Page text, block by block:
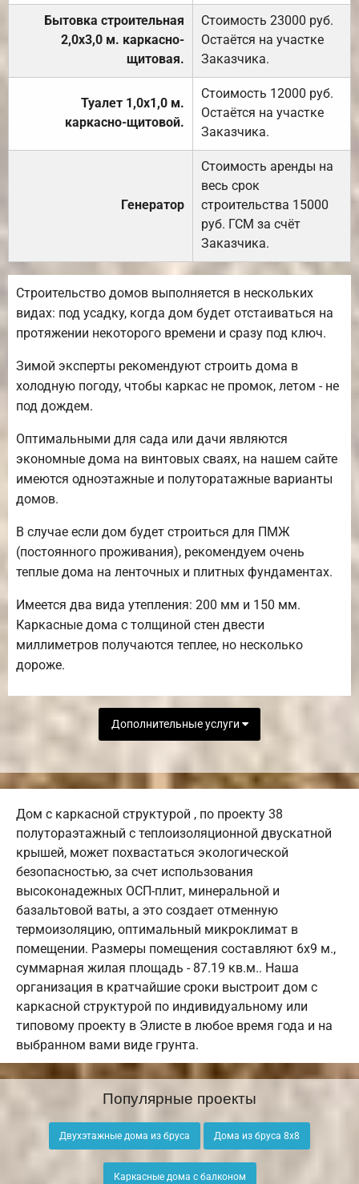
Бытовка строительная
2,0х3,0 м. каркасно-
щитовая.
Стоимость 23000 руб.
Остаётся на участке
Заказчика.
Туалет 1,0х1,0 м.
каркасно-щитовой.
Стоимость 12000 руб.
Остаётся на участке
Заказчика.
Генератор
Стоимость аренды на
весь срок
строительства 15000
руб. ГСМ за счёт
Заказчика.
Строительство домов выполняется в нескольких
видах: под усадку, когда дом будет отстаиваться на
протяжении некоторого времени и сразу под ключ.
Зимой эксперты рекомендуют строить дома в
холодную погоду, чтобы каркас не промок, летом - не
под дождем.
Оптимальными для сада или дачи являются
экономные дома на винтовых сваях, на нашем сайте
имеются одноэтажные и полуторатажные варианты
домов.
В случае если дом будет строиться для ПМЖ
(постоянного проживания), рекомендуем очень
теплые дома на ленточных и плитных фундаментах.
Имеется два вида утепления: 200 мм и 150 мм.
Каркасные дома с толщиной стен двести
миллиметров получаются теплее, но несколько
дороже.
Дополнительные услуги
Дом с каркасной структурой , по проекту 38
полутораэтажный с теплоизоляционной двускатной
крышей, может похвастаться экологической
безопасностью, за счет использования
высоконадежных ОСП-плит, минеральной и
базальтовой ваты, а это создает отменную
термоизоляцию, оптимальный микроклимат в
помещении. Размеры помещения составляют 6х9 м.,
суммарная жилая площадь - 87.19 кв.м.. Наша
организация в кратчайшие сроки выстроит дом с
каркасной структурой по индивидуальному или
типовому проекту в Элисте в любое время года и на
выбранном вами виде грунта.
Популярные проекты
Двухэтажные дома из бруса Дома из бруса 8х8
Каркасные дома с балконом